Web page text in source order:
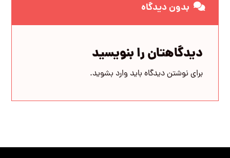
بدون دیدگاه
دیدگاهتان را بنویسید
برای نوشتن دیدگاه باید وارد بشوید.